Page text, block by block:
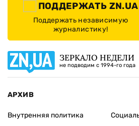
ПОДДЕРЖАТЬ ZN.UA
Поддержать независимую
журналистику!
ЗЕРКАЛО НЕДЕЛИ
не подводим с 1994-го года
АРХИВ
Внутренняя политика